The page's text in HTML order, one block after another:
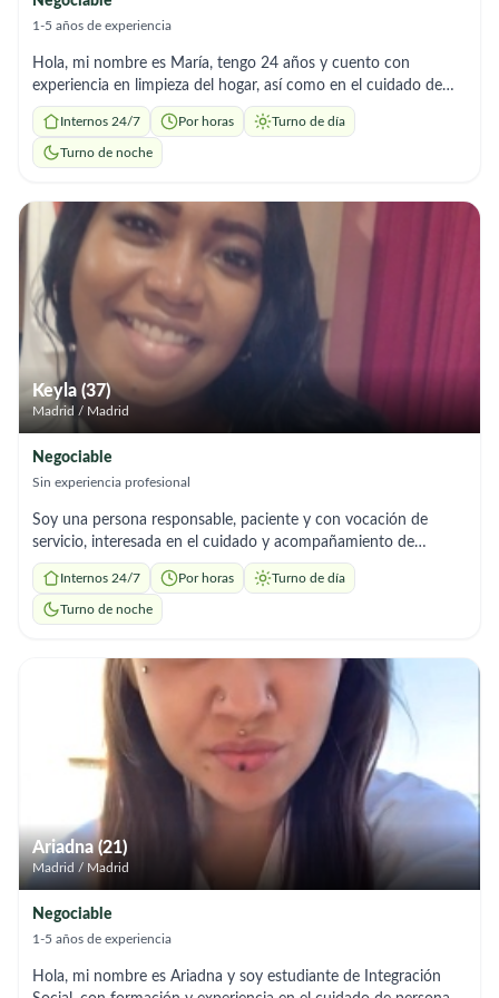
1-5 años de experiencia
Hola, mi nombre es María, tengo 24 años y cuento con
experiencia en limpieza del hogar, así como en el cuidado de
niños y adultos. Soy una persona responsable, organizada y
atenta, con una actitud cercana y respetuosa. En el área de
limpieza, me encargo de tareas como la limpieza general,
agradables. Además, tengo experiencia en el cuidado de niños y
adultos, brindando atención, compañía y apoyo en sus
necesidades diarias. Me caracterizo por ser paciente, cariñosa y
comprometida con el bienestar de las personas a mi cargo. Soy
puntual, de confianza y me gusta realizar mi trabajo con
responsabilidad para que las familias se sientan tranquilas y
cómodas. Estoy disponible para trabajar de forma puntual o
regular, según lo que necesiten. Si buscas a alguien responsable,
con experiencia y vocación de servicio, no dudes en
contactarme. ¡Estaré encantada de ayudarte!
Internos 24/7 Por horas Turno de día
Turno de noche
Keyla (37)
Madrid / Madrid
Negociable
Sin experiencia profesional
Soy una persona responsable, paciente y con vocación de
servicio, interesada en el cuidado y acompañamiento de
personas mayores. Tengo conocimientos básicos en toma de
signos vitales (presión arterial, pulso, temperatura y respiración)
y estoy dispuesta a seguir instrucciones médicas y aprender
higiene, comidas) Control y registro de signos vitales
Recordatorio de medicación (según indicaciones) Compañía,
conversación y apoyo emocional. Tareas ligeras del hogar
relacionadas con el cuidado del adulto mayor. Me caracterizo
por ser puntual, respetuosa, empática y muy atenta a las
necesidades de la persona bajo mi cuidado. Busco una
oportunidad para ganar experiencia y ofrecer un cuidado
humano y responsable. Disponibilidad: por horas, media
jornada o jornada completa (según necesidad).
Internos 24/7 Por horas Turno de día
Turno de noche
Ariadna (21)
Madrid / Madrid
Negociable
1-5 años de experiencia
Hola, mi nombre es Ariadna y soy estudiante de Integración